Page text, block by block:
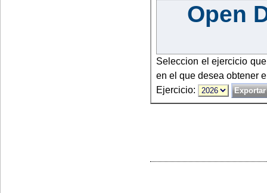
Open
Seleccion el ejercicio
en el que desea obtener
Ejercicio: